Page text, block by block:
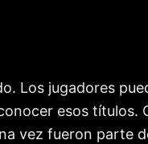
Los jugadores
esos títulos.
vez fueron parte